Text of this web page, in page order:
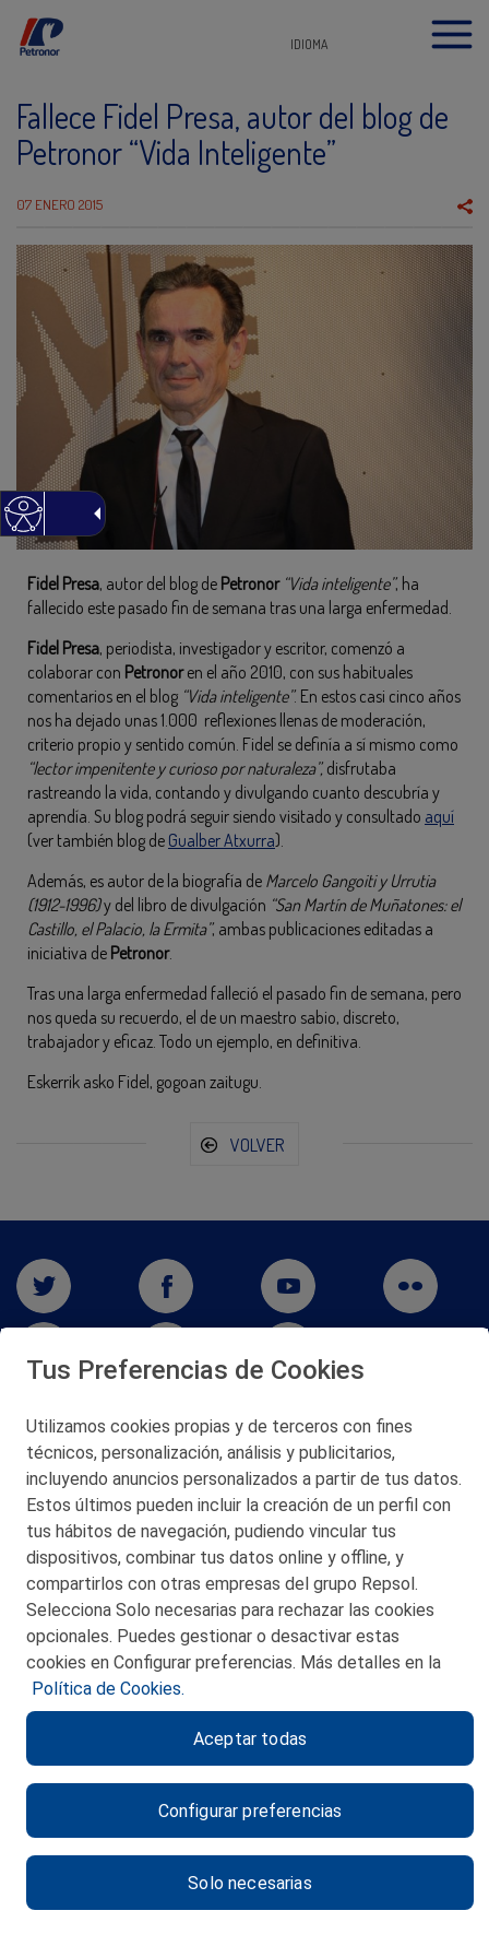
IDIOMA
Fallece Fidel Presa, autor del blog de
Petronor “Vida Inteligente”
07 ENERO 2015
Fidel Presa, autor del blog de Petronor“Vida inteligente”, ha
fallecido este pasado fin de semana tras una larga enfermedad.
Fidel Presa, periodista, investigador y escritor, comenzó a
colaborar con Petronoren el año 2010, con sus habituales
comentarios en el blog “Vida inteligente”. En estos casi cinco años
nos ha dejado unas 1.000 reflexiones llenas de moderación,
criterio propio y sentido común. Fidel se definía a sí mismo como
“lector impenitente y curioso por naturaleza”, disfrutaba
rastreando la vida, contando y divulgando cuanto descubría y
aprendía. Su blog podrá seguir siendo visitado y consultado aquí
(ver también blog de Gualber Atxurra).
Además, es autor de la biografía de Marcelo Gangoiti y Urrutia
(1912-1996)y del libro de divulgación “San Martín de Muñatones: el
Castillo, el Palacio, la Ermita”, ambas publicaciones editadas a
iniciativa de Petronor.
Tras una larga enfermedad falleció el pasado fin de semana, pero
nos queda su recuerdo, el de un maestro sabio, discreto,
trabajador y eficaz. Todo un ejemplo, en definitiva.
Eskerrik asko Fidel, gogoan zaitugu.
VOLVER
San Martín 5-Edificio Muñatones,
48550 Muskiz (Bizkaia)
Telf. 946 357 000
© 2026 Petronor S.A.
CONTACTO
POLITICA DE PRIVACIDAD
AVISO LEGAL
POLITICA DE COOKIES
Tus Preferencias de Cookies
Utilizamos cookies propias y de terceros con fines
técnicos, personalización, análisis y publicitarios,
incluyendo anuncios personalizados a partir de tus datos.
Estos últimos pueden incluir la creación de un perfil con
tus hábitos de navegación, pudiendo vincular tus
dispositivos, combinar tus datos online y offline, y
compartirlos con otras empresas del grupo Repsol.
Selecciona Solo necesarias para rechazar las cookies
opcionales. Puedes gestionar o desactivar estas
cookies en Configurar preferencias. Más detalles en la
Política de Cookies.
Configurar preferencias
Solo necesarias
Aceptar todas